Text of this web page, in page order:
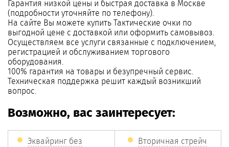
Гарантия низкой цены и быстрая доставка в Москве
(подробности уточняйте по телефону).
На сайте Вы можете купить Тактические очки по
выгодной цене с доставкой или оформить самовывоз.
Осуществляем все услуги связанные с подключением,
регистрацией и обслуживанием торгового
оборудования.
100% гарантия на товары и безупречный сервис.
Техническая поддержка решит каждый возникший
вопрос.
Возможно, вас заинтересует:
Эквайринг без
Вторичная стрейч